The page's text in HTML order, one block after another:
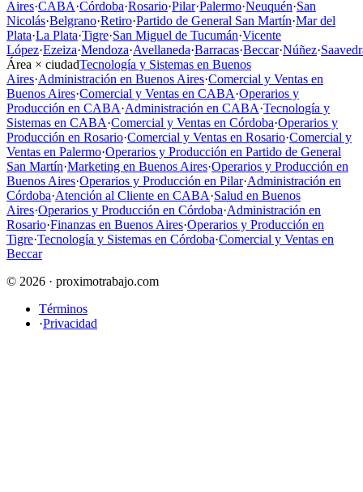
Aires·CABA·Córdoba·Rosario·Pilar·Palermo·Neuquén·San
Nicolás·Belgrano·Retiro·Partido de General San Martín·Mar del
Plata·La Plata·Tigre·San Miguel de Tucumán·Vicente
López·Ezeiza·Mendoza·Avellaneda·Barracas·Beccar·Núñez·
Área × ciudadTecnología y Sistemas en Buenos
Aires·Administración en Buenos Aires·Comercial y Ventas en
Buenos Aires·Comercial y Ventas en CABA·Operarios y
Producción en CABA·Administración en CABA·Tecnología y
Sistemas en CABA·Comercial y Ventas en Córdoba·Operarios y
Producción en Rosario·Comercial y Ventas en Rosario·Comercial y
Ventas en Palermo·Operarios y Producción en Partido de General
San Martín·Marketing en Buenos Aires·Operarios y Producción en
Buenos Aires·Operarios y Producción en Pilar·Administración en
Córdoba·Atención al Cliente en CABA·Salud en Buenos
Aires·Operarios y Producción en Córdoba·Administración en
Rosario·Finanzas en Buenos Aires·Operarios y Producción en
Tigre·Tecnología y Sistemas en Córdoba·Comercial y Ventas en
Beccar
© 2026 · proximotrabajo.com
Términos
·Privacidad